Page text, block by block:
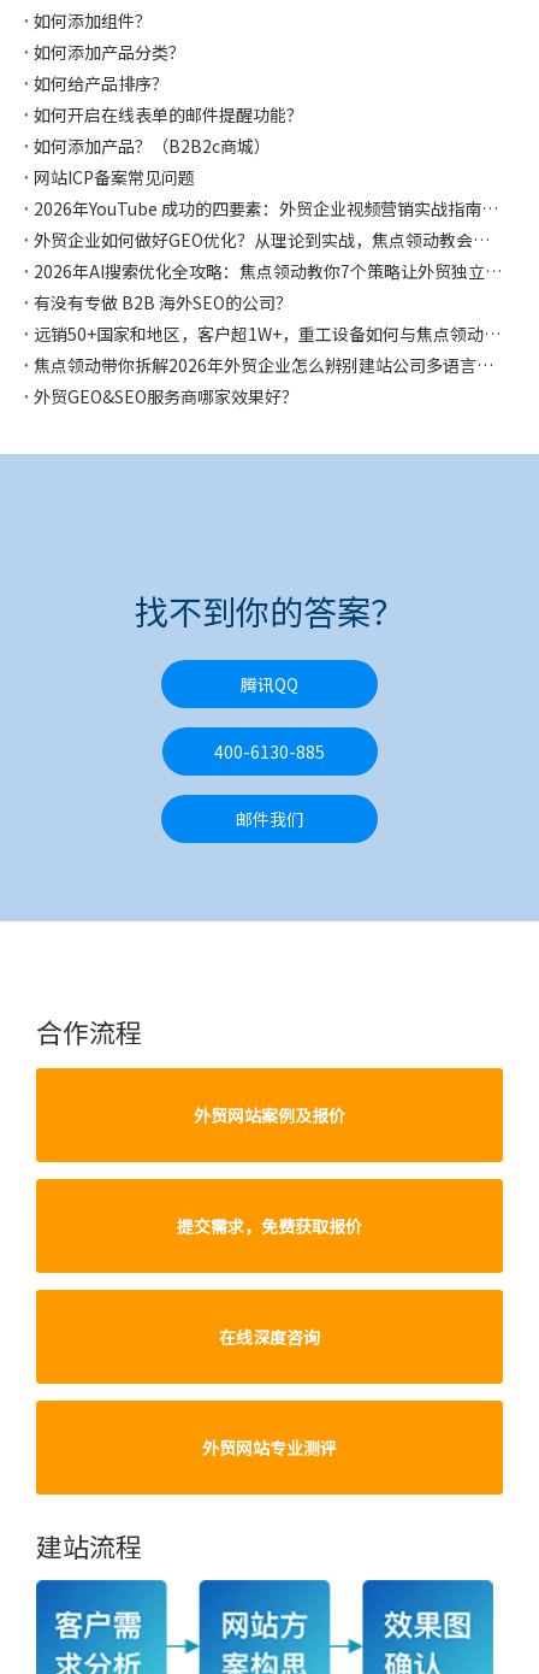
如何添加组件？
如何添加产品分类？
如何给产品排序？
如何开启在线表单的邮件提醒功能？
如何添加产品？（B2B2c商城）
网站ICP备案常见问题
2026年YouTube 成功的四要素：外贸企业视频营销实战指南，焦点领动都帮你整理好啦
外贸企业如何做好GEO优化？从理论到实战，焦点领动教会你如何让AI主动推荐你！
2026年AI搜索优化全攻略：焦点领动教你7个策略让外贸独立站在AI时代抢占流量先机
有没有专做 B2B 海外SEO的公司？
远销50+国家和地区，客户超1W+，重工设备如何与焦点领动合作独立站突破获客困局，斩获千万海外订单！
焦点领动带你拆解2026年外贸企业怎么辨别建站公司多语言是否专业？怎么选择？
外贸GEO&SEO服务商哪家效果好？
找不到你的答案？
腾讯QQ
400-6130-885
邮件我们
合作流程
外贸网站案例及报价
提交需求，免费获取报价
在线深度咨询
外贸网站专业测评
建站流程